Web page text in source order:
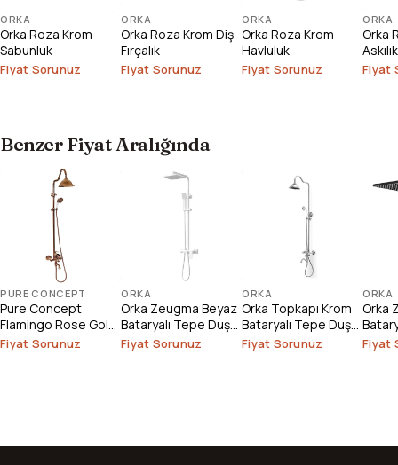
ORKA
Orka Roza Krom
Sabunluk
Fiyat Sorunuz
ORKA
Orka Roza Krom Diş
Fırçalık
Fiyat Sorunuz
ORKA
Orka Roza Krom
Havluluk
Fiyat Sorunuz
ORKA
Orka
Askılık
Fiyat
Benzer Fiyat Aralığında
PURE CONCEPT
Pure Concept
Flamingo Rose Gold
Bataryalı Tepe Duş
Fiyat Sorunuz
ORKA
Orka Zeugma Beyaz
Bataryalı Tepe Duş
Seti
Fiyat Sorunuz
ORKA
Orka Topkapı Krom
Bataryalı Tepe Duş
Seti
Fiyat Sorunuz
ORKA
Orka
Seti
Fiyat